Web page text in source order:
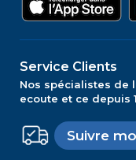
Service Clients
Nos spécialistes de
ecoute et ce depuis
Suivre